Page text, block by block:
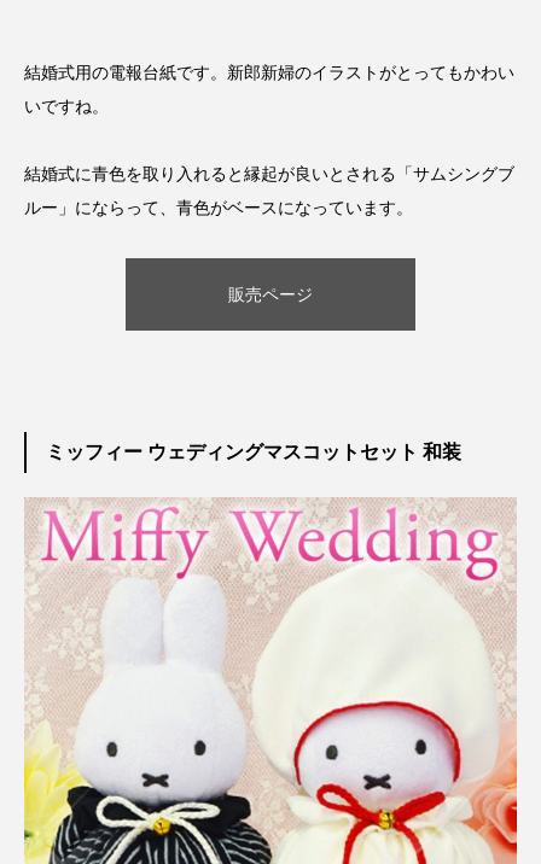
結婚式用の電報台紙です。新郎新婦のイラストがとってもかわい
いですね。
結婚式に青色を取り入れると縁起が良いとされる「サムシングブ
ルー」にならって、青色がベースになっています。
販売ページ
ミッフィー ウェディングマスコットセット 和装